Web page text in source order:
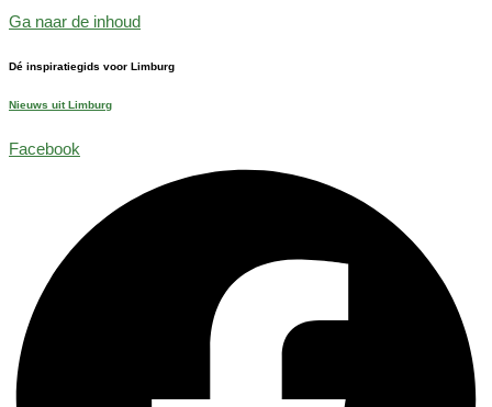
Ga naar de inhoud
Dé inspiratiegids voor Limburg
Nieuws uit Limburg
Facebook